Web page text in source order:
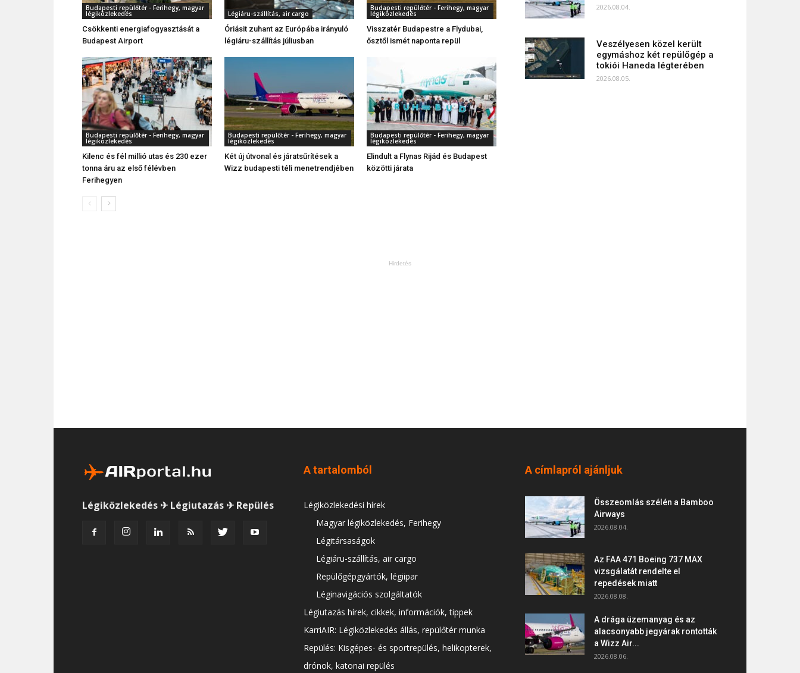
Budapesti repülőtér - Ferihegy, magyar
légiközlekedés
Csökkenti energiafogyasztását a
Budapest Airport
Légiáru-szállítás, air cargo
Óriásit zuhant az Európába irányuló
légiáru-szállítás júliusban
Budapesti repülőtér - Ferihegy, magyar
légiközlekedés
Visszatér Budapestre a Flydubai,
ősztől ismét naponta repül
Budapesti repülőtér - Ferihegy, magyar
légiközlekedés
Kilenc és fél millió utas és 230 ezer
tonna áru az első félévben
Ferihegyen
Budapesti repülőtér - Ferihegy, magyar
légiközlekedés
Két új útvonal és járatsűrítések a
Wizz budapesti téli menetrendjében
Budapesti repülőtér - Ferihegy, magyar
légiközlekedés
Elindult a Flynas Rijád és Budapest
közötti járata
2026.08.04.
Veszélyesen közel került
egymáshoz két repülőgép a
tokiói Haneda légterében
2026.08.05.
Hirdetés
Légiközlekedés ✈ Légiutazás ✈ Repülés
A tartalomból
Légiközlekedési hírek
Magyar légiközlekedés, Ferihegy
Légitársaságok
Légiáru-szállítás, air cargo
Repülőgépgyártók, légiipar
Léginavigációs szolgáltatók
Légiutazás hírek, cikkek, információk, tippek
KarriAIR: Légiközlekedés állás, repülőtér munka
Repülés: Kisgépes- és sportrepülés, helikopterek,
drónok, katonai repülés
A címlapról ajánljuk
Összeomlás szélén a Bamboo
Airways
2026.08.04.
Az FAA 471 Boeing 737 MAX
vizsgálatát rendelte el
repedések miatt
2026.08.08.
A drága üzemanyag és az
alacsonyabb jegyárak rontották
a Wizz Air...
2026.08.06.